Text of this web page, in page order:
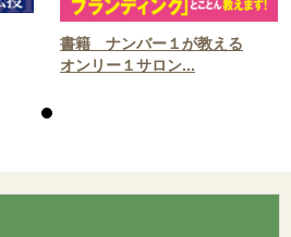
書籍 ナンバー１が教える
オンリー１サロン...